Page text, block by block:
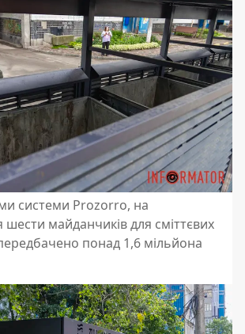
системи Prozorro, на
шести майданчиків для сміттєвих
понад 1,6 мільйона